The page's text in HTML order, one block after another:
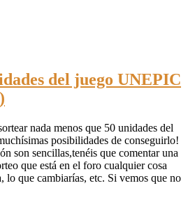
del juego UNEPIC
nada menos que 50 unidades del
posibilidades de conseguirlo!
son sencillas,tenéis que comentar una
que está en el foro cualquier cosa
lo que cambiarías, etc. Si vemos que no